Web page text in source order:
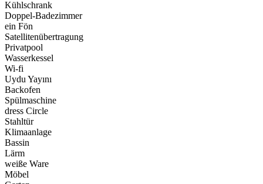
Kühlschrank
Doppel-Badezimmer
ein Fön
Satellitenübertragung
Privatpool
Wasserkessel
Wi-fi
Uydu Yayını
Backofen
Spülmaschine
dress Circle
Stahltür
Klimaanlage
Bassin
Lärm
weiße Ware
Möbel